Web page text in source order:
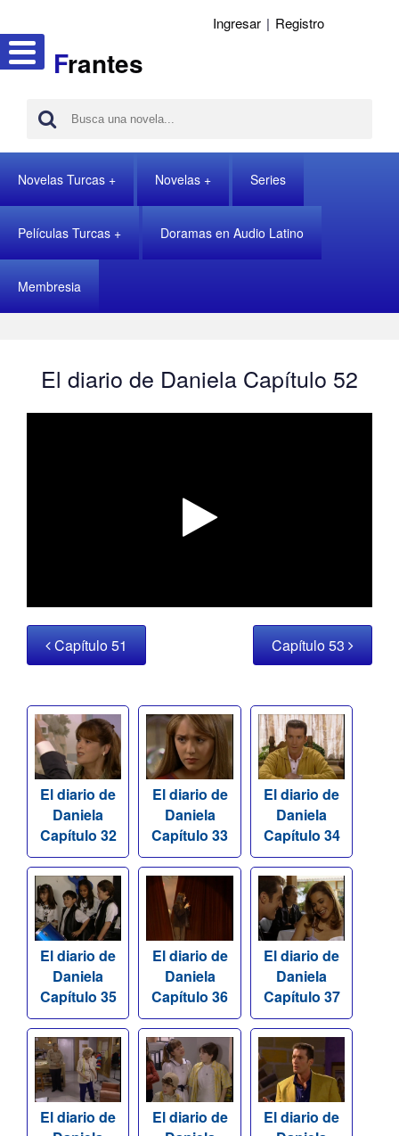
Frantes
Ingresar | Registro
Novelas Turcas Novelas Series
Películas Turcas Doramas en Audio Latino
Membresia
El diario de Daniela Capítulo 52
Capítulo 51 Capítulo 53
El diario de
Daniela
Capítulo 32
El diario de
Daniela
Capítulo 33
El diario de
Daniela
Capítulo 34
El diario de
Daniela
Capítulo 35
El diario de
Daniela
Capítulo 36
El diario de
Daniela
Capítulo 37
El diario de
El diario de
El diario de